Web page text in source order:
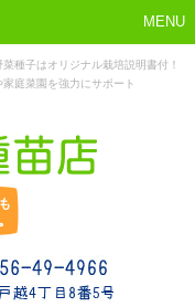
MENU
種子はオリジナル栽培説明書付！
庭菜園を強力にサポート